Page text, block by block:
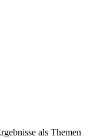
als Themen